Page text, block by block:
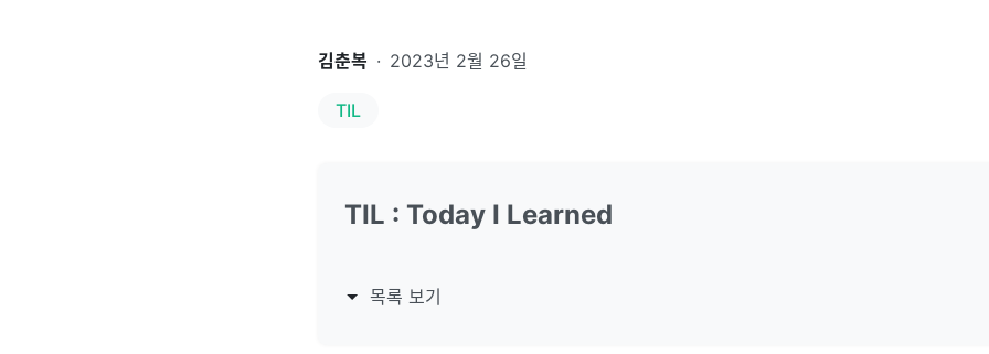
김춘복 · 2023년 2월 26일
TIL
TIL : Today I Learned
목록 보기